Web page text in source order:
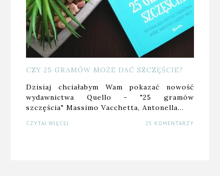
CZY 25 GRAMÓW MOŻE DAĆ SZCZĘŚCIE?
Dzisiaj chciałabym Wam pokazać nowość
wydawnictwa Quello - "25 gramów
szczęścia" Massimo Vacchetta, Antonella…
CZYTAJ WIĘCEJ 25 KOMENTARZY